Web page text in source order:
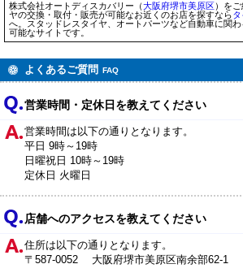
株式会社オートディスカバリー（大阪府堺市美原区 ）を
ヤの交換・取付・販売が可能なお近くのお店を探すなら
へ。スタッドレスタイヤ、オートパーツなど自動車に関
可能なサイトです。
よくあるご質問 FAQ
営業時間・定休日を教えてください
営業時間は以下の通りとなります。
平日 9時～19時
日曜祝日 10時～19時
定休日 火曜日
店舗へのアクセスを教えてください
住所は以下の通りとなります。
〒587-0052 大阪府堺市美原区南余部62-1